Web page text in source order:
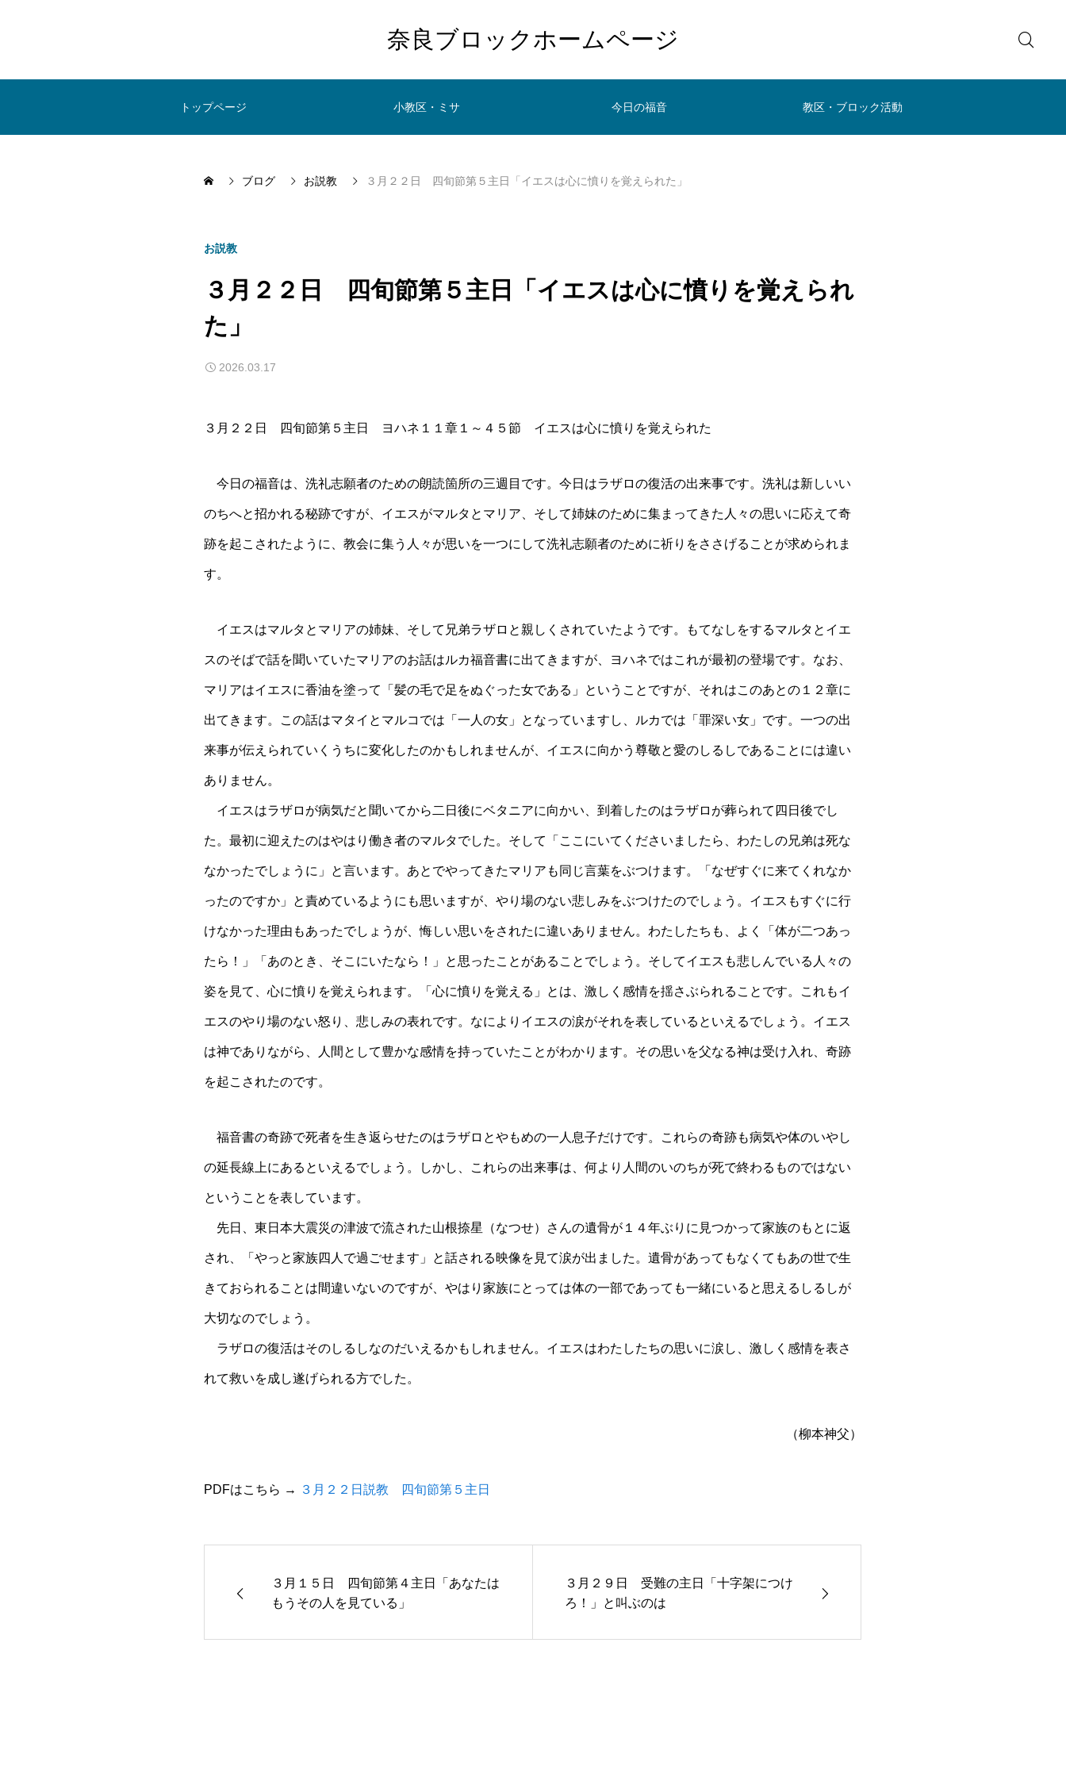
奈良ブロックホームページ
トップページ 小教区・ミサ 今日の福音 教区・ブロック活動
ブログ お説教 ３月２２日 四旬節第５主日「イエスは心に憤りを覚えられた」
お説教
３月２２日 四旬節第５主日「イエスは心に憤りを覚えられ
た」
2026.03.17
３月２２日 四旬節第５主日 ヨハネ１１章１～４５節 イエスは心に憤りを覚えられた
今日の福音は、洗礼志願者のための朗読箇所の三週目です。今日はラザロの復活の出来事です。洗礼は新しいい
のちへと招かれる秘跡ですが、イエスがマルタとマリア、そして姉妹のために集まってきた人々の思いに応えて奇
跡を起こされたように、教会に集う人々が思いを一つにして洗礼志願者のために祈りをささげることが求められま
す。
イエスはマルタとマリアの姉妹、そして兄弟ラザロと親しくされていたようです。もてなしをするマルタとイエ
スのそばで話を聞いていたマリアのお話はルカ福音書に出てきますが、ヨハネではこれが最初の登場です。なお、
マリアはイエスに香油を塗って「髪の毛で足をぬぐった女である」ということですが、それはこのあとの１２章に
出てきます。この話はマタイとマルコでは「一人の女」となっていますし、ルカでは「罪深い女」です。一つの出
来事が伝えられていくうちに変化したのかもしれませんが、イエスに向かう尊敬と愛のしるしであることには違い
ありません。
イエスはラザロが病気だと聞いてから二日後にベタニアに向かい、到着したのはラザロが葬られて四日後でし
た。最初に迎えたのはやはり働き者のマルタでした。そして「ここにいてくださいましたら、わたしの兄弟は死な
なかったでしょうに」と言います。あとでやってきたマリアも同じ言葉をぶつけます。「なぜすぐに来てくれなか
ったのですか」と責めているようにも思いますが、やり場のない悲しみをぶつけたのでしょう。イエスもすぐに行
けなかった理由もあったでしょうが、悔しい思いをされたに違いありません。わたしたちも、よく「体が二つあっ
たら！」「あのとき、そこにいたなら！」と思ったことがあることでしょう。そしてイエスも悲しんでいる人々の
姿を見て、心に憤りを覚えられます。「心に憤りを覚える」とは、激しく感情を揺さぶられることです。これもイ
エスのやり場のない怒り、悲しみの表れです。なによりイエスの涙がそれを表しているといえるでしょう。イエス
は神でありながら、人間として豊かな感情を持っていたことがわかります。その思いを父なる神は受け入れ、奇跡
を起こされたのです。
福音書の奇跡で死者を生き返らせたのはラザロとやもめの一人息子だけです。これらの奇跡も病気や体のいやし
の延長線上にあるといえるでしょう。しかし、これらの出来事は、何より人間のいのちが死で終わるものではない
ということを表しています。
先日、東日本大震災の津波で流された山根捺星（なつせ）さんの遺骨が１４年ぶりに見つかって家族のもとに返
され、「やっと家族四人で過ごせます」と話される映像を見て涙が出ました。遺骨があってもなくてもあの世で生
きておられることは間違いないのですが、やはり家族にとっては体の一部であっても一緒にいると思えるしるしが
大切なのでしょう。
ラザロの復活はそのしるしなのだいえるかもしれません。イエスはわたしたちの思いに涙し、激しく感情を表さ
れて救いを成し遂げられる方でした。
（柳本神父）
PDFはこちら → ３月２２日説教 四旬節第５主日
３月１５日 四旬節第４主日「あなたは
もうその人を見ている」
３月２９日 受難の主日「十字架につけ
ろ！」と叫ぶのは